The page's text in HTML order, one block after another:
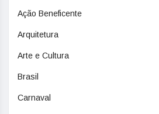
Ação Beneficente
Arquitetura
Arte e Cultura
Brasil
Carnaval